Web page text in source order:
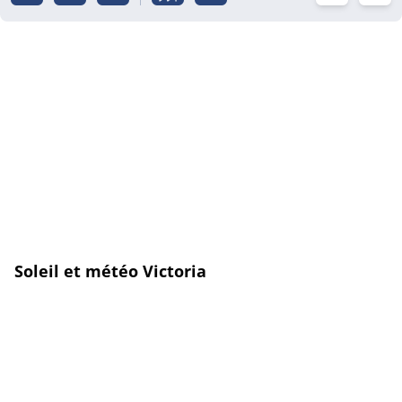
Soleil et météo Victoria